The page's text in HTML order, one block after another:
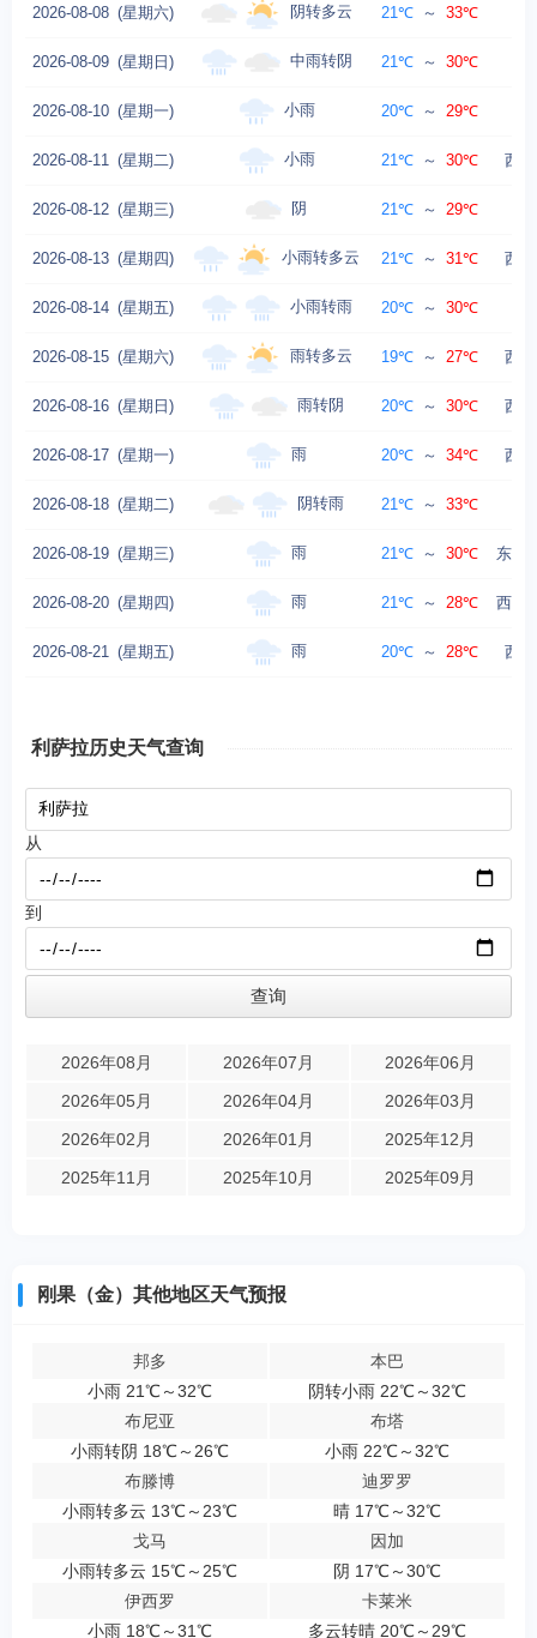
2026-08-08 (星期六) 阴转多云 21℃ ～ 33℃
2026-08-09 (星期日) 中雨转阴 21℃ ～ 30℃
2026-08-10 (星期一) 小雨 20℃ ～ 29℃
2026-08-11 (星期二) 小雨 21℃ ～ 30℃ 西
2026-08-12 (星期三) 阴 21℃ ～ 29℃
2026-08-13 (星期四) 小雨转多云 21℃ ～ 31℃ 西
2026-08-14 (星期五) 小雨转雨 20℃ ～ 30℃
2026-08-15 (星期六) 雨转多云 19℃ ～ 27℃ 西
2026-08-16 (星期日) 雨转阴 20℃ ～ 30℃ 西
2026-08-17 (星期一) 雨 20℃ ～ 34℃ 西
2026-08-18 (星期二) 阴转雨 21℃ ～ 33℃
2026-08-19 (星期三) 雨 21℃ ～ 30℃ 东北
2026-08-20 (星期四) 雨 21℃ ～ 28℃ 西北
2026-08-21 (星期五) 雨 20℃ ～ 28℃ 西
利萨拉历史天气查询
从
到
2026年08月 2026年07月
2026年06月
2026年05月
2026年04月
2026年03月
2026年02月
2026年01月
2025年12月
2025年11月
2025年10月 2025年09月
刚果（金）其他地区天气预报
邦多
小雨 21℃～32℃
本巴
阴转小雨 22℃～32℃
布尼亚
小雨转阴 18℃～26℃
布塔
小雨 22℃～32℃
布滕博
小雨转多云 13℃～23℃
迪罗罗
晴 17℃～32℃
戈马
小雨转多云 15℃～25℃
因加
阴 17℃～30℃
伊西罗
小雨 18℃～31℃
卡莱米
多云转晴 20℃～29℃